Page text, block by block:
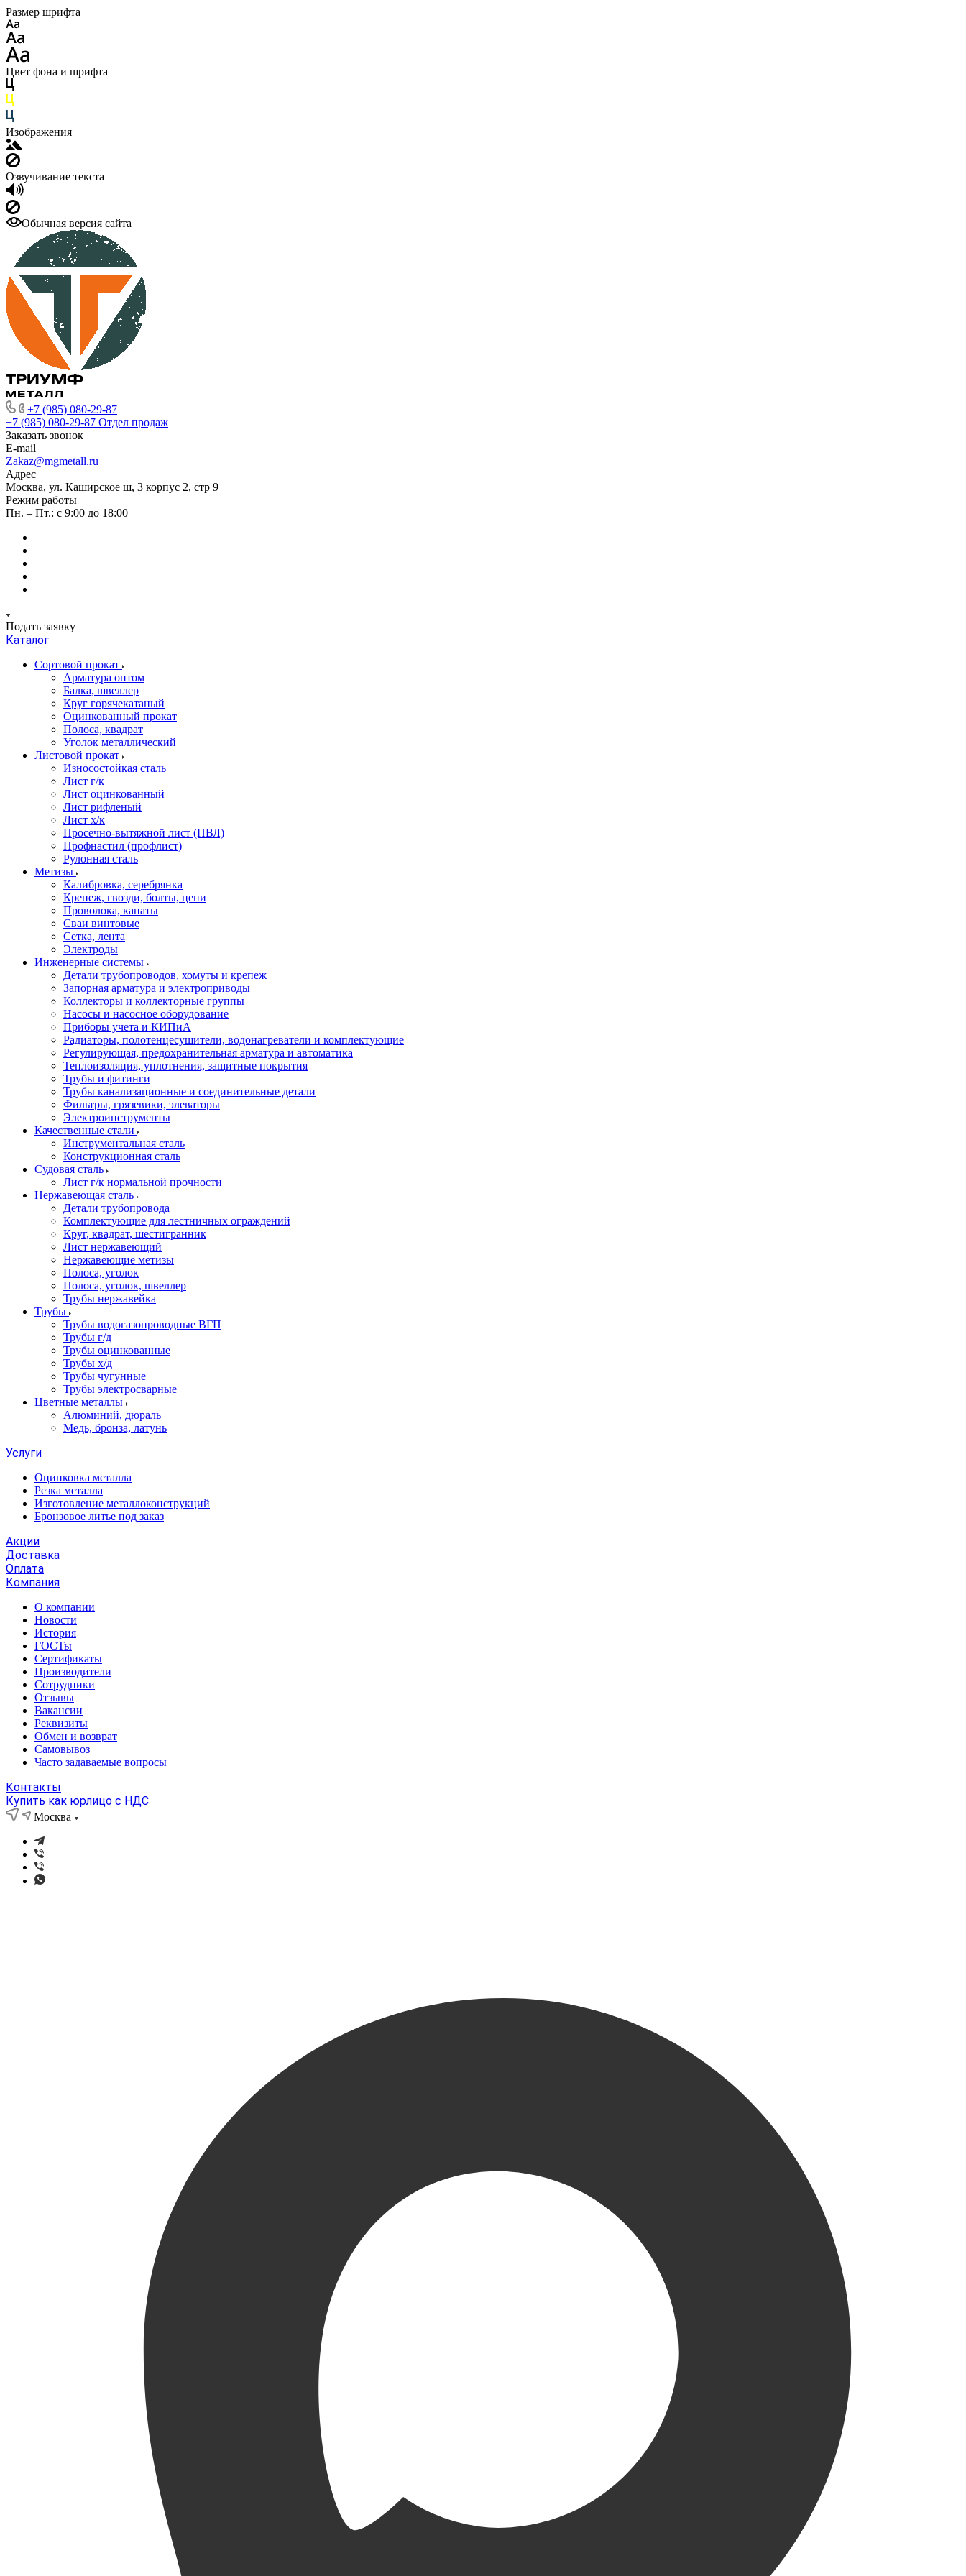
Размер шрифта
Цвет фона и шрифта
Изображения
Озвучивание текста
Обычная версия сайта
+7 (985) 080-29-87
+7 (985) 080-29-87 Отдел продаж
Заказать звонок
E-mail
Zakaz@mgmetall.ru
Адрес
Москва, ул. Каширское ш, 3 корпус 2, стр 9
Режим работы
Пн. – Пт.: с 9:00 до 18:00
Подать заявку
Каталог
Сортовой прокат
Арматура оптом
Балка, швеллер
Круг горячекатаный
Оцинкованный прокат
Полоса, квадрат
Уголок металлический
Листовой прокат
Износостойкая сталь
Лист г/к
Лист оцинкованный
Лист рифленый
Лист х/к
Просечно-вытяжной лист (ПВЛ)
Профнастил (профлист)
Рулонная сталь
Метизы
Калибровка, серебрянка
Крепеж, гвозди, болты, цепи
Проволока, канаты
Сваи винтовые
Сетка, лента
Электроды
Инженерные системы
Детали трубопроводов, хомуты и крепеж
Запорная арматура и электроприводы
Коллекторы и коллекторные группы
Насосы и насосное оборудование
Приборы учета и КИПиА
Радиаторы, полотенцесушители, водонагреватели и комплектующие
Регулирующая, предохранительная арматура и автоматика
Теплоизоляция, уплотнения, защитные покрытия
Трубы и фитинги
Трубы канализационные и соединительные детали
Фильтры, грязевики, элеваторы
Электроинструменты
Качественные стали
Инструментальная сталь
Конструкционная сталь
Судовая сталь
Лист г/к нормальной прочности
Нержавеющая сталь
Детали трубопровода
Комплектующие для лестничных ограждений
Круг, квадрат, шестигранник
Лист нержавеющий
Нержавеющие метизы
Полоса, уголок
Полоса, уголок, швеллер
Трубы нержавейка
Трубы
Трубы водогазопроводные ВГП
Трубы г/д
Трубы оцинкованные
Трубы х/д
Трубы чугунные
Трубы электросварные
Цветные металлы
Алюминий, дюраль
Медь, бронза, латунь
Услуги
Оцинковка металла
Резка металла
Изготовление металлоконструкций
Бронзовое литье под заказ
Акции
Доставка
Оплата
Компания
О компании
Новости
История
ГОСТы
Сертификаты
Производители
Сотрудники
Отзывы
Вакансии
Реквизиты
Обмен и возврат
Самовывоз
Часто задаваемые вопросы
Контакты
Купить как юрлицо с НДС
Москва